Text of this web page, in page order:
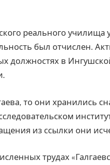
реального училища
был отчислен.
должностях в
то они хранились
из ссылки они
трудах